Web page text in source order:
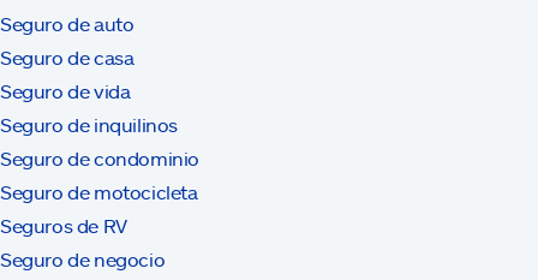
Seguro de auto
Seguro de casa
Seguro de vida
Seguro de inquilinos
Seguro de condominio
Seguro de motocicleta
Seguros de RV
Seguro de negocio